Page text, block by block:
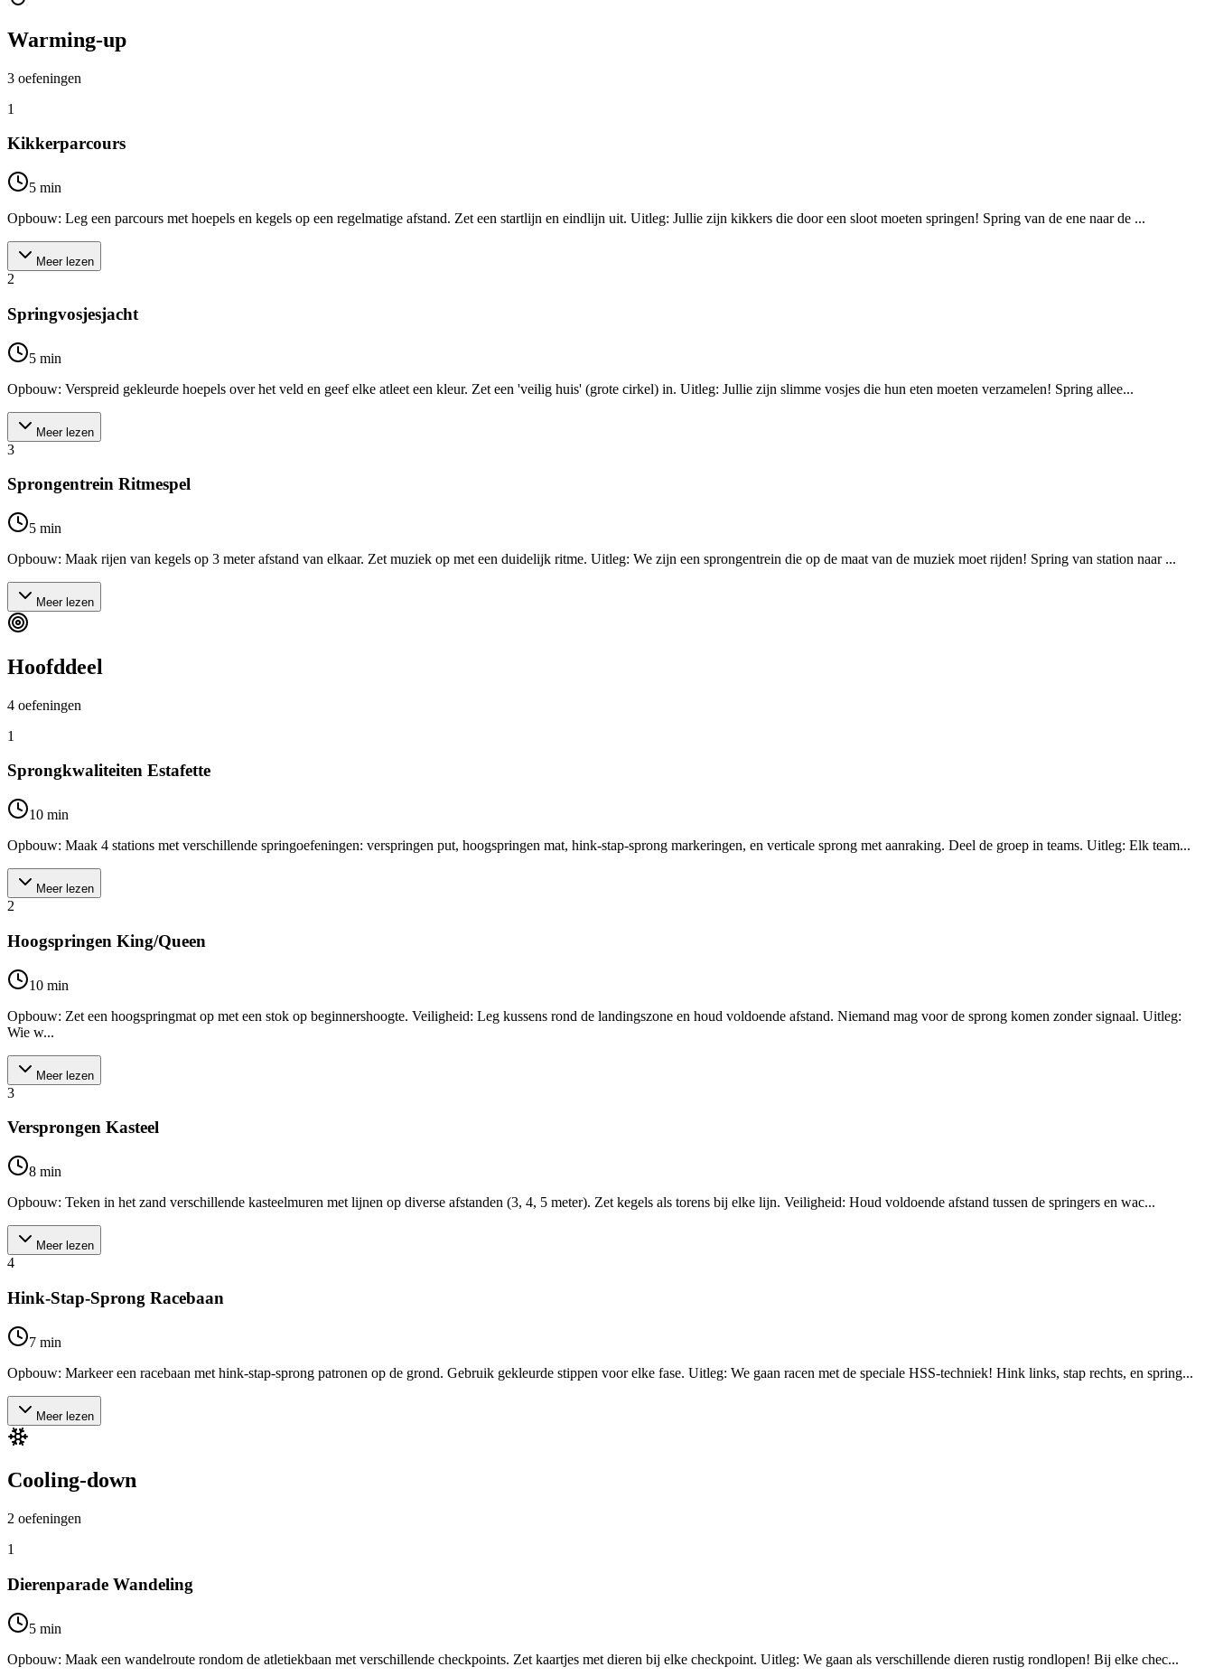
Warming-up
3 oefeningen
1
Kikkerparcours
5 min
Opbouw: Leg een parcours met hoepels en kegels op een regelmatige afstand. Zet een startlijn en eindlijn uit. Uitleg: Jullie zijn kikkers die door een sloot moeten springen! Spring van de ene naar de ...
Meer lezen
2
Springvosjesjacht
5 min
Opbouw: Verspreid gekleurde hoepels over het veld en geef elke atleet een kleur. Zet een 'veilig huis' (grote cirkel) in. Uitleg: Jullie zijn slimme vosjes die hun eten moeten verzamelen! Spring allee...
Meer lezen
3
Sprongentrein Ritmespel
5 min
Opbouw: Maak rijen van kegels op 3 meter afstand van elkaar. Zet muziek op met een duidelijk ritme. Uitleg: We zijn een sprongentrein die op de maat van de muziek moet rijden! Spring van station naar ...
Meer lezen
Hoofddeel
4 oefeningen
1
Sprongkwaliteiten Estafette
10 min
Opbouw: Maak 4 stations met verschillende springoefeningen: verspringen put, hoogspringen mat, hink-stap-sprong markeringen, en verticale sprong met aanraking. Deel de groep in teams. Uitleg: Elk team...
Meer lezen
2
Hoogspringen King/Queen
10 min
Opbouw: Zet een hoogspringmat op met een stok op beginnershoogte. Veiligheid: Leg kussens rond de landingszone en houd voldoende afstand. Niemand mag voor de sprong komen zonder signaal. Uitleg:
Wie w...
Meer lezen
3
Versprongen Kasteel
8 min
Opbouw: Teken in het zand verschillende kasteelmuren met lijnen op diverse afstanden (3, 4, 5 meter). Zet kegels als torens bij elke lijn. Veiligheid: Houd voldoende afstand tussen de springers en wac...
Meer lezen
4
Hink-Stap-Sprong Racebaan
7 min
Opbouw: Markeer een racebaan met hink-stap-sprong patronen op de grond. Gebruik gekleurde stippen voor elke fase. Uitleg: We gaan racen met de speciale HSS-techniek! Hink links, stap rechts, en spring...
Meer lezen
Cooling-down
2 oefeningen
1
Dierenparade Wandeling
5 min
Opbouw: Maak een wandelroute rondom de atletiekbaan met verschillende checkpoints. Zet kaartjes met dieren bij elke checkpoint. Uitleg: We gaan als verschillende dieren rustig rondlopen! Bij elke chec...